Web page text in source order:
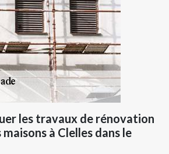
les travaux de rénovation
à Clelles dans le